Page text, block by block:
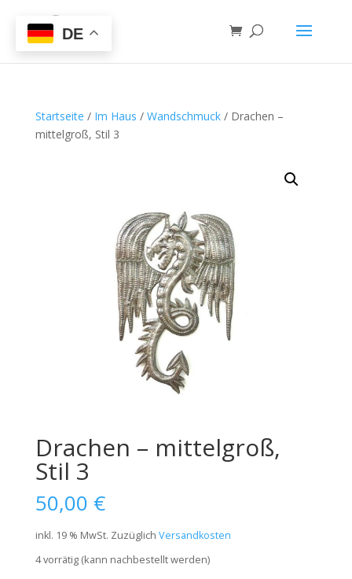
Startseite / Im Haus / Wandschmuck/ Drachen –
mittelgroß, Stil 3
Drachen – mittelgroß,
Stil 3
50,00 €
inkl. 19 % MwSt. Zuzüglich Versandkosten
4 vorrätig (kann nachbestellt werden)
DE